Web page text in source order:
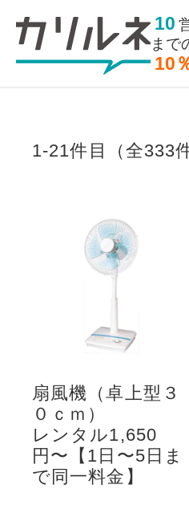
10
まで
10
1-21件目（全333
扇風機（卓上型３
０ｃｍ）
レンタル1,650
円〜【1日〜5日ま
で同一料金】